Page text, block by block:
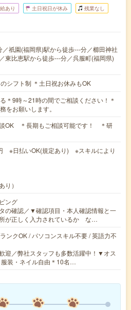
あり 土日祝日が休み 残業なし
祇園(福岡県)駅から徒歩---分／櫛田神社
東比恵駅から徒歩---分／呉服町(福岡県)
シフト制 ＊土日祝お休みもOK
＊9時～21時の間でご相談ください！＊
をお願いします。
談OK ＊長期もご相談可能です！ ＊研
※日払いOK(規定あり) ※スキルにより
り）
ング
の確認／▼確認項目・本人確認情報と一
が正しく入力されているか な…
ンクOK / パソコンスキル不要 / 英語力不
迎／弊社スタッフも多数活躍中！▼オス
装・ネイル自由＊10名…